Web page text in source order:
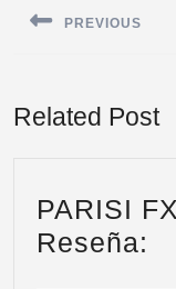
PREVIOUS
Related Post
PARISI
Reseña: